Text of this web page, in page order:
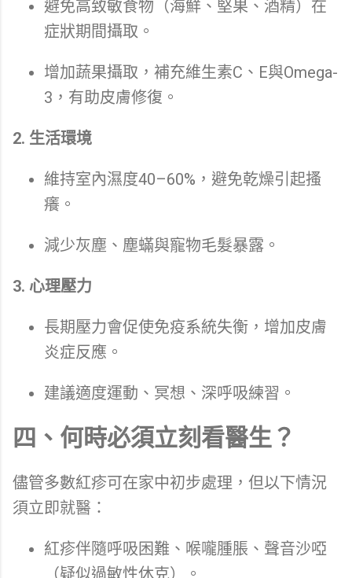
避免高致敏食物（海鮮、堅果、酒精）在
症狀期間攝取。
增加蔬果攝取，補充維生素C、E與Omega-
3，有助皮膚修復。
2. 生活環境
維持室內濕度40–60%，避免乾燥引起搔
癢。
減少灰塵、塵蟎與寵物毛髮暴露。
3. 心理壓力
長期壓力會促使免疫系統失衡，增加皮膚
炎症反應。
建議適度運動、冥想、深呼吸練習。
四、何時必須立刻看醫生？
儘管多數紅疹可在家中初步處理，但以下情況
須立即就醫：
紅疹伴隨呼吸困難、喉嚨腫脹、聲音沙啞
（疑似過敏性休克）。